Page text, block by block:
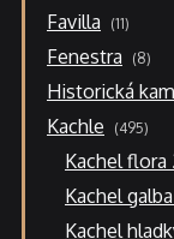
Favilla 1111
produktů
Fenestra 88
Historická
Kachle 495495
Kachel flora
Kachel
Kachel